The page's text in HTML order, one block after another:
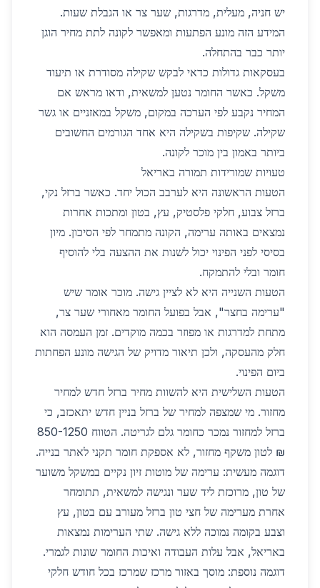
יש חניה, מעלית, מדרגות, שער צר או הגבלת שעות.
המידע הזה מונע הפתעות ומאפשר לקונה לתת מחיר הוגן
יותר כבר בהתחלה.
בעסקאות גדולות כדאי לבקש שקילה מסודרת או תיעוד
משקל. כאשר החומר נטען למשאית, ודאו מראש אם
המחיר נקבע לפי הערכה במקום, משקל במאזניים או גשר
שקילה. שקיפות בשקילה היא אחד הגורמים החשובים
ביותר באמון בין מוכר לקונה.
טעויות שמורידות תמורה באריאל
הטעות הראשונה היא לערבב הכול יחד. כאשר ברזל נקי,
ברזל צבוע, חלקי פלסטיק, עץ, בטון ומתכות אחרות
נמצאים באותה ערימה, הקונה מתמחר לפי הסיכון. מיון
בסיסי לפני הפינוי יכול לשנות את ההצעה בלי להוסיף
חומר ובלי להתמקח.
הטעות השנייה היא לא לציין גישה. מוכר אומר שיש
"ערימה בחצר", אבל בפועל החומר מאחורי שער צר,
מתחת למדרגות או מפוזר בכמה מוקדים. זמן העמסה הוא
חלק מהעסקה, ולכן תיאור מדויק של הגישה מונע הפחתות
ביום הפינוי.
הטעות השלישית היא להשוות מחיר ברזל חדש למחיר
מחזור. מי שמצפה למחיר של ברזל בניין חדש יתאכזב, כי
ברזל למחזור נמכר כחומר גלם לגריטה. הטווח 850-1250
₪ לטון משקף מחזור, לא אספקת חומר תקני לאתר בנייה.
דוגמה מעשית: ערימה של מוטות זיון נקיים במשקל משוער
של טון, מרוכזת ליד שער ונגישה למשאית, תתומחר
אחרת מערימה של חצי טון ברזל מעורב עם בטון, עץ
וצבע בקומה נמוכה ללא גישה. שתי הערימות נמצאות
באריאל, אבל עלות העבודה ואיכות החומר שונות לגמרי.
דוגמה נוספת: מוסך באזור מרכז שמרכז בכל חודש חלקי